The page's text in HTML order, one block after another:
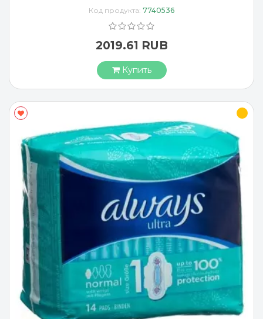
Код продукта: 7740536
2019.61 RUB
Купить